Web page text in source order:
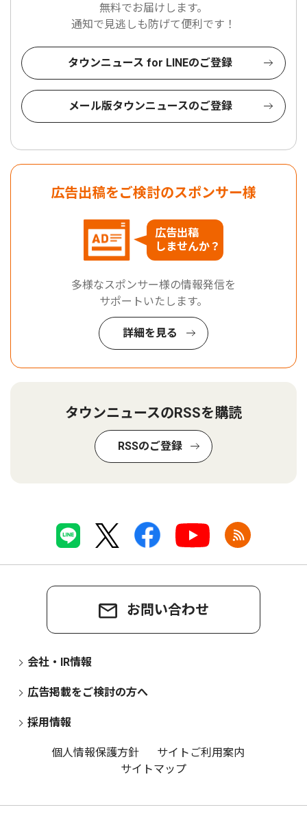
無料でお届けします。
通知で見逃しも防げて便利です！
タウンニュース for LINEのご登録
メール版タウンニュースのご登録
広告出稿をご検討のスポンサー様
広告出稿
しませんか？
多様なスポンサー様の情報発信を
サポートいたします。
詳細を見る
タウンニュースのRSSを購読
RSSのご登録
お問い合わせ
会社・IR情報
広告掲載をご検討の方へ
採用情報
個人情報保護方針
サイトご利用案内
サイトマップ